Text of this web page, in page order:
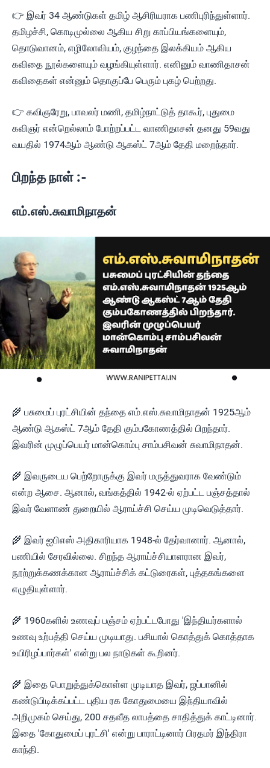
👉 இவர் 34 ஆண்டுகள் தமிழ் ஆசிரியராக பணிபுரிந்துள்ளார்.
தமிழச்சி, கொடிமுல்லை ஆகிய சிறு காப்பியங்களையும்,
தொடுவானம், எழிலோவியம், குழந்தை இலக்கியம் ஆகிய
கவிதை நூல்களையும் வழங்கியுள்ளார். எனினும் வாணிதாசன்
கவிதைகள் என்னும் தொகுப்பே பெரும் புகழ் பெற்றது.
👉 கவிஞரேறு, பாவலர் மணி, தமிழ்நாட்டுத் தாகூர், புதுமை
கவிஞர் என்றெல்லாம் போற்றப்பட்ட வாணிதாசன் தனது 59வது
வயதில் 1974ஆம் ஆண்டு ஆகஸ்ட் 7ஆம் தேதி மறைந்தார்.
பிறந்த நாள் :-
எம்.எஸ்.சுவாமிநாதன்
🌾 பசுமைப் புரட்சியின் தந்தை எம்.எஸ்.சுவாமிநாதன் 1925ஆம்
ஆண்டு ஆகஸ்ட் 7ஆம் தேதி கும்பகோணத்தில் பிறந்தார்.
இவரின் முழுப்பெயர் மான்கொம்பு சாம்பசிவன் சுவாமிநாதன்.
🌾 இவருடைய பெற்றோருக்கு இவர் மருத்துவராக வேண்டும்
என்ற ஆசை. ஆனால், வங்கத்தில் 1942-ல் ஏற்பட்ட பஞ்சத்தால்
இவர் வேளாண் துறையில் ஆராய்ச்சி செய்ய முடிவெடுத்தார்.
🌾 இவர் ஐபிஎஸ் அதிகாரியாக 1948-ல் தேர்வானார். ஆனால்,
பணியில் சேரவில்லை. சிறந்த ஆராய்ச்சியாளரான இவர்,
நூற்றுக்கணக்கான ஆராய்ச்சிக் கட்டுரைகள், புத்தகங்களை
எழுதியுள்ளார்.
🌾 1960களில் உணவுப் பஞ்சம் ஏற்பட்டபோது 'இந்தியர்களால்
உணவு உற்பத்தி செய்ய முடியாது. பசியால் கொத்துக் கொத்தாக
உயிரிழப்பார்கள்' என்று பல நாடுகள் கூறினர்.
🌾 இதை பொறுத்துக்கொள்ள முடியாத இவர், ஜப்பானில்
கண்டுபிடிக்கப்பட்ட புதிய ரக கோதுமையை இந்தியாவில்
அறிமுகம் செய்து, 200 சதவீத லாபத்தை சாதித்துக் காட்டினார்.
இதை 'கோதுமைப் புரட்சி' என்று பாராட்டினார் பிரதமர் இந்திரா
காந்தி.